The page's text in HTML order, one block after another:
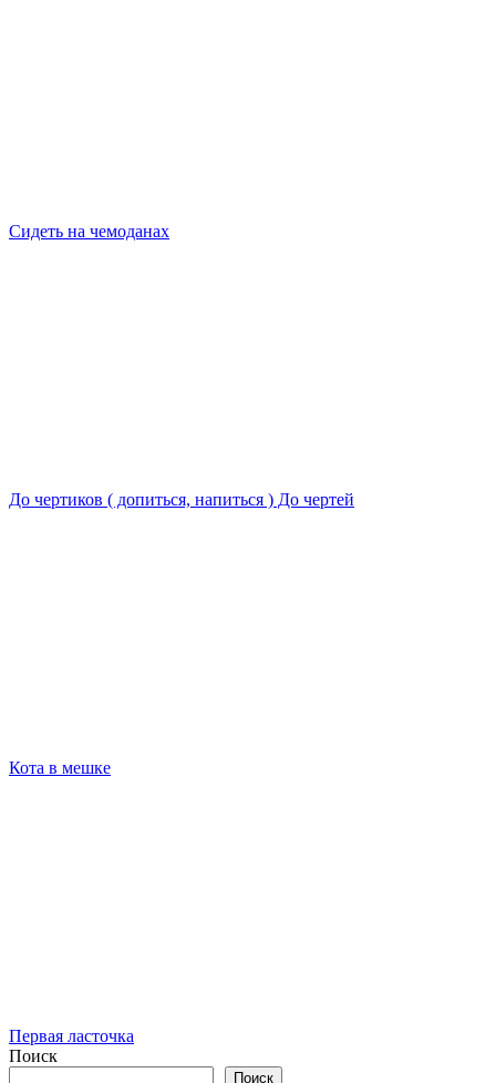
Сидеть на чемоданах
До чертиков ( допиться, напиться ) До чертей
Кота в мешке
Первая ласточка
Поиск
Поиск